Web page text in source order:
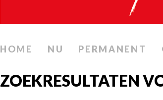
HOME NU PERMANENT
ZOEKRESULTATEN